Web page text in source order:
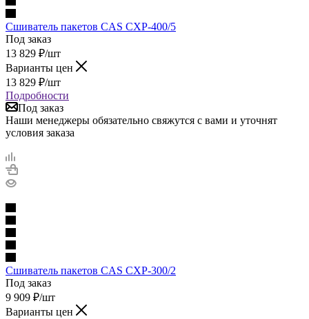
Сшиватель пакетов CAS CXP-400/5
Под заказ
13 829 ₽/шт
Варианты цен
13 829 ₽/шт
Подробности
Под заказ
Наши менеджеры обязательно свяжутся с вами и уточнят
условия заказа
Сшиватель пакетов CAS CXP-300/2
Под заказ
9 909 ₽/шт
Варианты цен